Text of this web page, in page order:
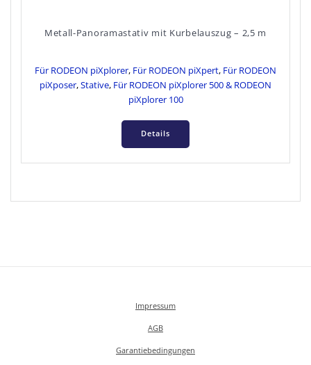
Metall-Panoramastativ mit Kurbelauszug – 2,5 m
Für RODEON piXplorer, Für RODEON piXpert, Für RODEON
piXposer,Stative, Für RODEON piXplorer 500 & RODEON
piXplorer 100
Details
Impressum
AGB
Garantiebedingungen